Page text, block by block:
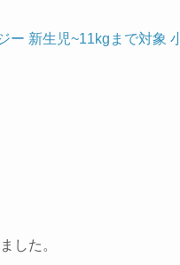
ー 新生児~11kgまで対象
した。